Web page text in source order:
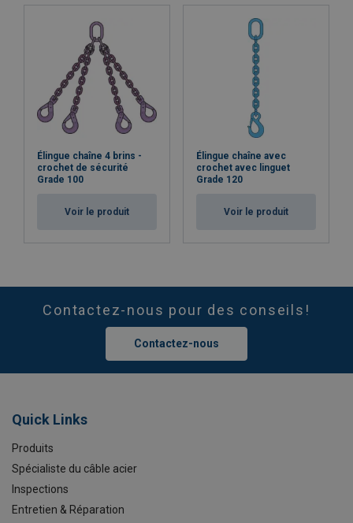
Élingue chaîne 4 brins -
crochet de sécurité
Grade 100
Voir le produit
Élingue chaîne avec
crochet avec linguet
Grade 120
Voir le produit
Contactez-nous pour des conseils!
Contactez-nous
Quick Links
Produits
Spécialiste du câble acier
Inspections
Entretien & Réparation